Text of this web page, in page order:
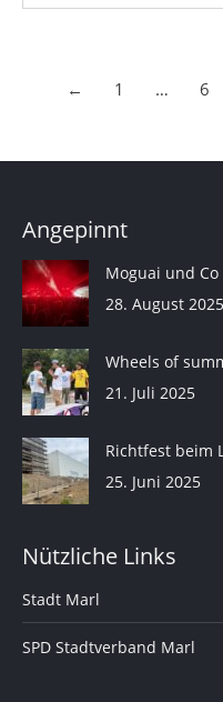
← 1 … 6
Angepinnt
Moguai und Co
28. August 2025
Wheels of
21. Juli 2025
Richtfest beim
25. Juni 2025
Nützliche Links
Stadt Marl
SPD Stadtverband Marl